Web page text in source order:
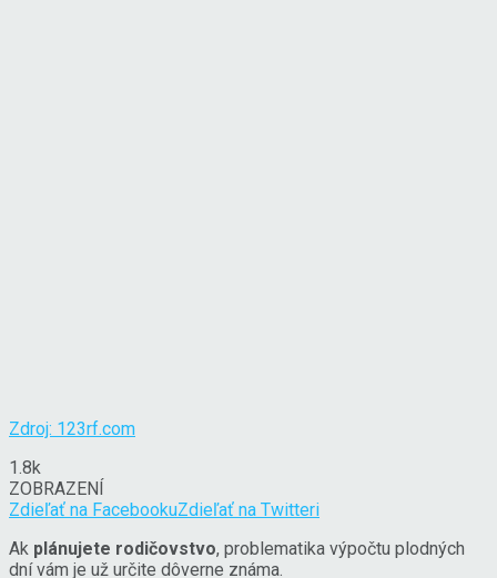
Zdroj: 123rf.com
1.8k
ZOBRAZENÍ
Zdieľať na FacebookuZdieľať na Twitteri
Ak plánujete rodičovstvo, problematika výpočtu plodných
dní vám je už určite dôverne známa.